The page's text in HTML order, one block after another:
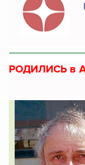
РОДИЛИСЬ в